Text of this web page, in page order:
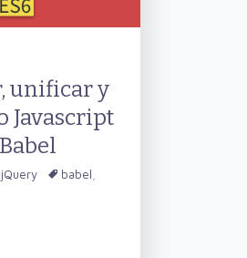
unificar y
Javascript
babel,